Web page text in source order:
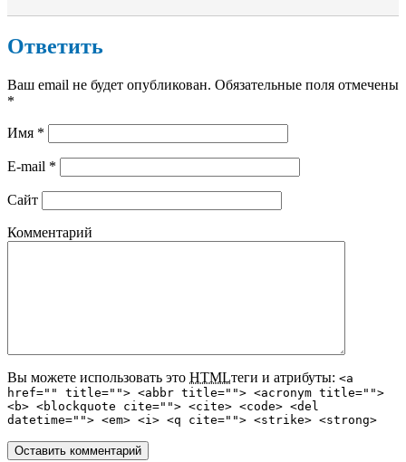
Ответить
Ваш email не будет опубликован. Обязательные поля отмечены
*
Имя *
E-mail *
Сайт
Комментарий
Вы можете использовать это HTMLтеги и атрибуты: <a
href="" title=""> <abbr title=""> <acronym title="">
<b> <blockquote cite=""> <cite> <code> <del
datetime=""> <em> <i> <q cite=""> <strike> <strong>